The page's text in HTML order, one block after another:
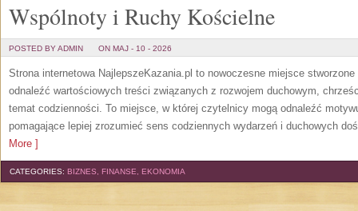
Wspólnoty i Ruchy Kościelne
POSTED BY ADMIN ON MAJ - 10 - 2026
Strona internetowa NajlepszeKazania.pl to nowoczesne miejsce
odnaleźć wartościowych treści związanych z rozwojem duchowym,
temat codzienności. To miejsce, w której czytelnicy mogą odnaleźć
pomagające lepiej zrozumieć sens codziennych wydarzeń i duchowych
More ]
CATEGORIES: BIZNES, FINANSE, EKONOMIA